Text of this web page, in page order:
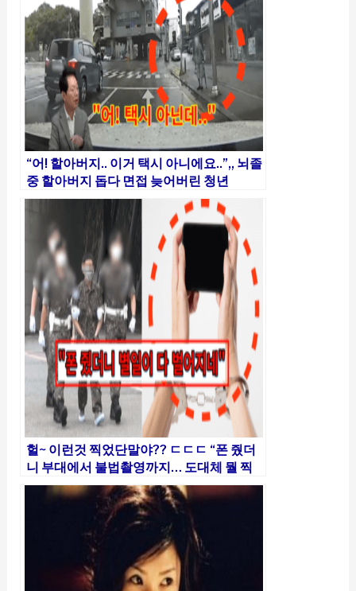
“어! 할아버지.. 이거 택시 아니에요..”,, 뇌졸
중 할아버지 돕다 면접 늦어버린 청년
헐~ 이런것 찍었단말야?? ㄷㄷㄷ “폰 줬더
니 부대에서 불법촬영까지… 도대체 뭘 찍
었나했더니…